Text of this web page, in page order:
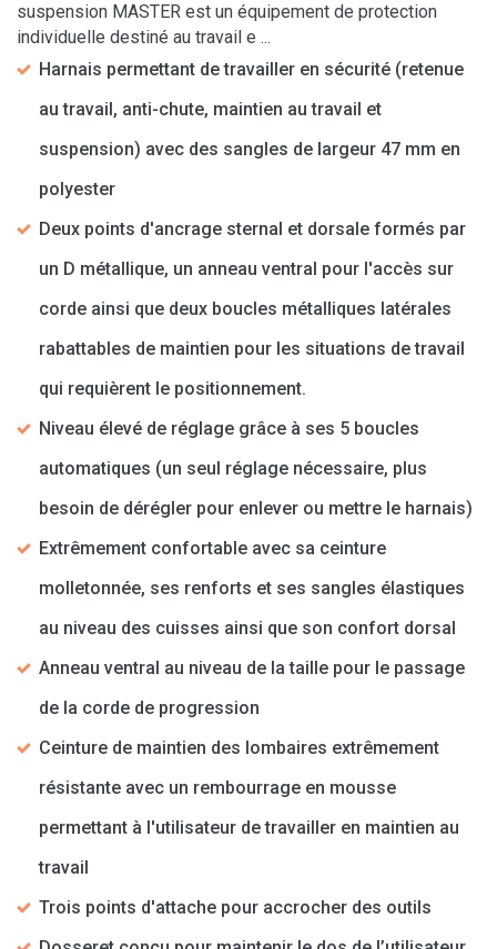
suspension MASTER est un équipement de protection
individuelle destiné au travail e ...
Harnais permettant de travailler en sécurité (retenue
au travail, anti-chute, maintien au travail et
suspension) avec des sangles de largeur 47 mm en
polyester
Deux points d'ancrage sternal et dorsale formés par
un D métallique, un anneau ventral pour l'accès sur
corde ainsi que deux boucles métalliques latérales
rabattables de maintien pour les situations de travail
qui requièrent le positionnement.
Niveau élevé de réglage grâce à ses 5 boucles
automatiques (un seul réglage nécessaire, plus
besoin de dérégler pour enlever ou mettre le harnais)
Extrêmement confortable avec sa ceinture
molletonnée, ses renforts et ses sangles élastiques
au niveau des cuisses ainsi que son confort dorsal
Anneau ventral au niveau de la taille pour le passage
de la corde de progression
Ceinture de maintien des lombaires extrêmement
résistante avec un rembourrage en mousse
permettant à l'utilisateur de travailler en maintien au
travail
Trois points d'attache pour accrocher des outils